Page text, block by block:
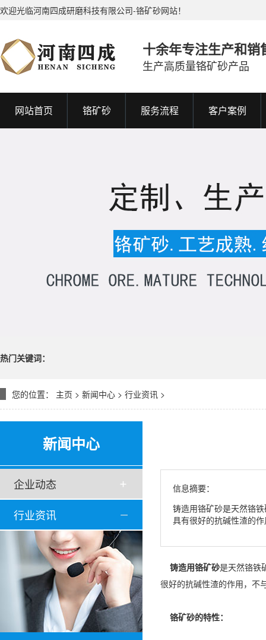
欢迎光临河南四成研磨科技有限公司-铬矿砂网站！
十余年专注生产和销
生产高质量铬矿砂产品
网站首页 铬矿砂 服务流程 客户案例
热门关键词：
您的位置： 主页 > 新闻中心 > 行业资讯 >
新闻中心
企业动态
行业资讯
信息摘要：
铸造用铬矿砂是天然铬
具有很好的抗碱性渣的
铸造用铬矿砂是天然铬铁
很好的抗碱性渣的作用，不
铬矿砂的特性：